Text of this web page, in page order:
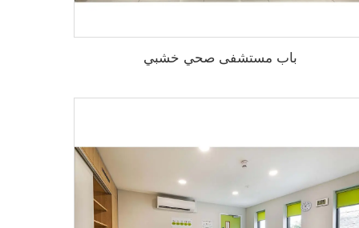
باب مستشفى صحي خشبي